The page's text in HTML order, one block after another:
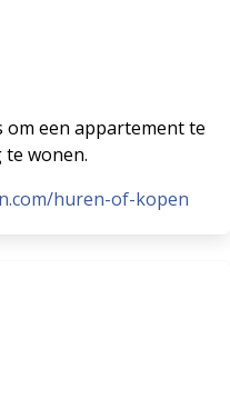
een appartement te
wonen.
huren-of-kopen